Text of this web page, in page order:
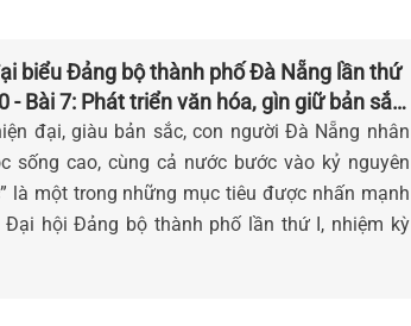
biểu Đảng bộ thành phố Đà Nẵng lần thứ
- Bài 7: Phát triển văn hóa, gìn giữ bản sắc
Đà Nẵng
đại, giàu bản sắc, con người Đà Nẵng nhân
sống cao, cùng cả nước bước vào kỷ nguyên
là một trong những mục tiêu được nhấn mạnh
hội Đảng bộ thành phố lần thứ I, nhiệm kỳ